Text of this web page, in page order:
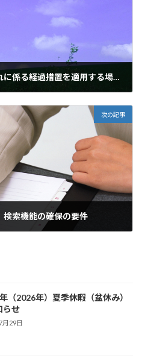
免税事業者からの課税仕入れに係る経過措置を適用する場合の税額計算
次の記事
検索機能の確保の要件
（2026年）夏季休暇（盆休み）
らせ
月29日